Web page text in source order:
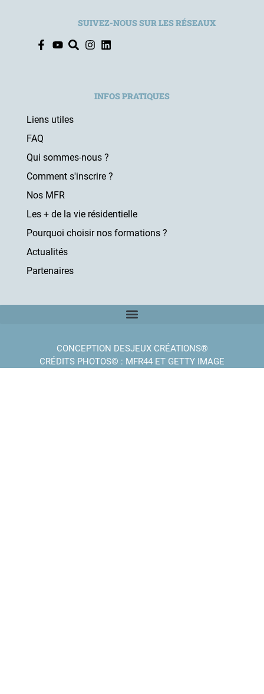
SUIVEZ-NOUS SUR LES RÉSEAUX
INFOS PRATIQUES
Liens utiles
FAQ
Qui sommes-nous ?
Comment s'inscrire ?
Nos MFR
Les + de la vie résidentielle
Pourquoi choisir nos formations ?
Actualités
Partenaires
CONCEPTION DESJEUX CRÉATIONS®
CRÉDITS PHOTOS© : MFR44 ET GETTY IMAGE